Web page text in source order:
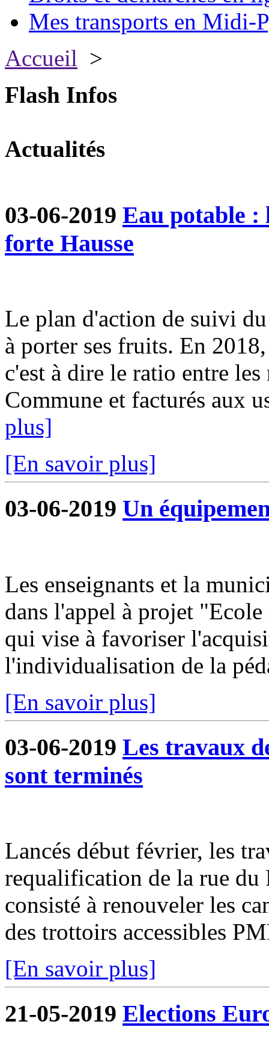
Mes transports en Midi-
Accueil >
Flash Infos
Actualités
03-06-2019 Eau potable :
forte Hausse
Le plan d'action de suivi
à porter ses fruits. En
c'est à dire le ratio entre les
Commune et facturés aux
plus]
[En savoir plus]
03-06-2019 Un
Les enseignants et la
dans l'appel à projet
qui vise à favoriser
l'individualisation de la
[En savoir plus]
03-06-2019 Les travaux
sont terminés
Lancés début février, les
requalification de la rue du
consisté à renouveler les
des trottoirs accessibles
[En savoir plus]
21-05-2019 Elections